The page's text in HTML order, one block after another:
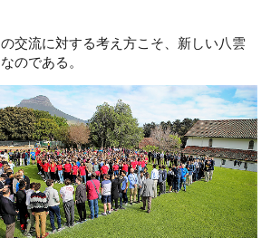
交流に対する考え方こそ、新しい八雲
のである。